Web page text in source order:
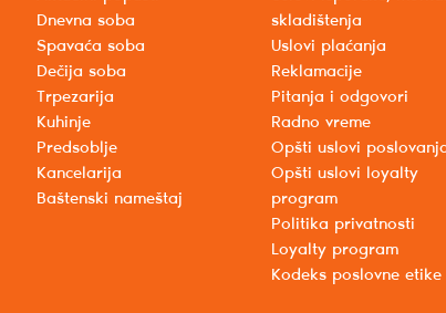
Dnevna soba
Spavaća soba
Dečija soba
Trpezarija
Kuhinje
Predsoblje
Kancelarija
Baštenski nameštaj
skladištenja
Uslovi plaćanja
Reklamacije
Pitanja i odgovori
Radno vreme
Opšti uslovi
Opšti uslovi loyalty
program
Politika privatnosti
Loyalty program
Kodeks poslovne etike